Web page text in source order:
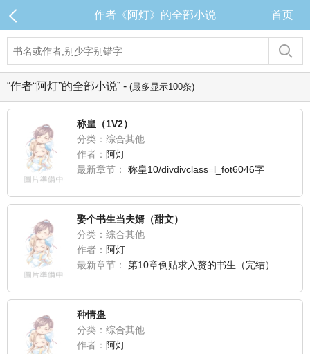
作者《阿灯》的全部小说 首页
“作者“阿灯”的全部小说” - (最多显示100条)
称皇（1V2）
分类：综合其他
作者： 阿灯
最新章节：
称皇10/divdivclass=l_fot6046字
娶个书生当夫婿（甜文）
分类：综合其他
作者： 阿灯
最新章节：
第10章倒贴求入赘的书生（完结）
种情蛊
分类：综合其他
作者： 阿灯